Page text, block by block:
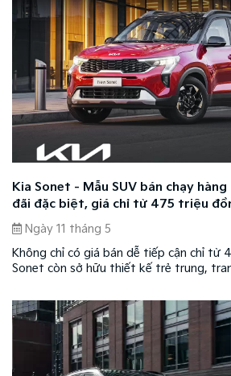
Kia Sonet - Mẫu SUV bán chạy
đãi đặc biệt, giá chỉ từ 475 triệu
Ngày 11 tháng 5
Không chỉ có giá bán dễ tiếp cận chỉ từ
Sonet còn sở hữu thiết kế trẻ trung,
dụng thực tế.